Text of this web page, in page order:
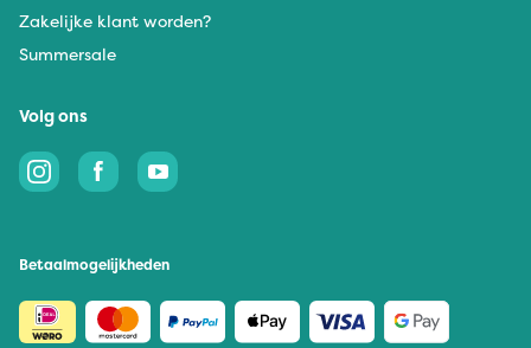
Zakelijke klant worden?
Summersale
Volg ons
Betaalmogelijkheden